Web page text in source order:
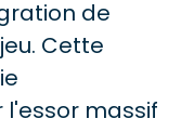
de
Cette
massif